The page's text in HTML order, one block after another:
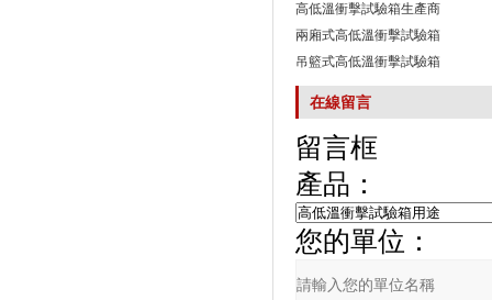
高低溫衝擊試驗箱生產商
兩廂式高低溫衝擊試驗箱
吊籃式高低溫衝擊試驗箱
在線留言
留言框
產品：
您的單位：